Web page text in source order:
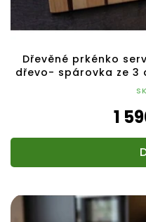
Dřevěné prkénko
dřevo- spárovka ze 3
1